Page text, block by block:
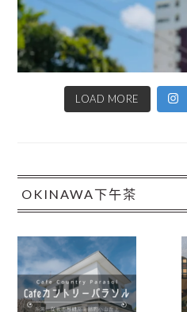
LOAD MORE
OKINAWA下午茶